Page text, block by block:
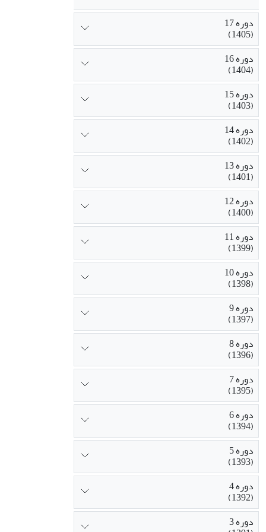
دوره 17
(1405)
دوره 16
(1404)
دوره 15
(1403)
دوره 14
(1402)
دوره 13
(1401)
دوره 12
(1400)
دوره 11
(1399)
دوره 10
(1398)
دوره 9
(1397)
دوره 8
(1396)
دوره 7
(1395)
دوره 6
(1394)
دوره 5
(1393)
دوره 4
(1392)
دوره 3